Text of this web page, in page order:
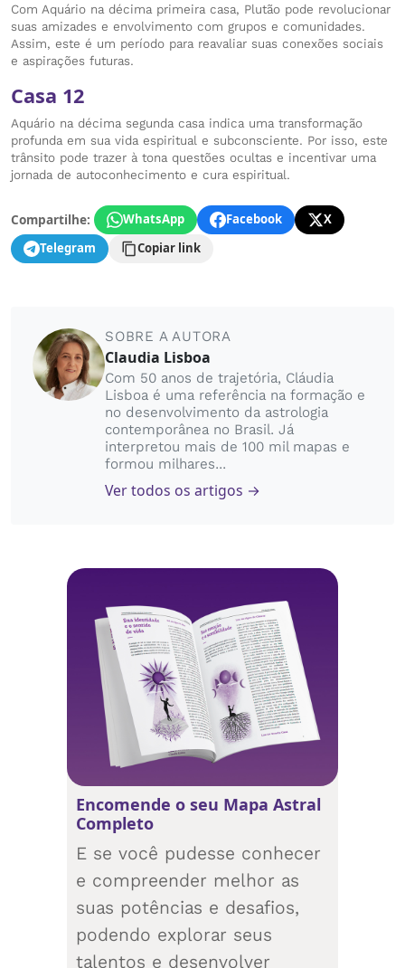
Com Aquário na décima primeira casa, Plutão pode revolucionar
suas amizades e envolvimento com grupos e comunidades.
Assim, este é um período para reavaliar suas conexões sociais
e aspirações futuras.
Casa 12
Aquário na décima segunda casa indica uma transformação
profunda em sua vida espiritual e subconsciente. Por isso, este
trânsito pode trazer à tona questões ocultas e incentivar uma
jornada de autoconhecimento e cura espiritual.
Compartilhe: WhatsApp Facebook
X
Telegram
Copiar link
SOBRE A AUTORA
Claudia Lisboa
Com 50 anos de trajetória, Cláudia
Lisboa é uma referência na formação e
no desenvolvimento da astrologia
contemporânea no Brasil. Já
interpretou mais de 100 mil mapas e
formou milhares...
Ver todos os artigos →
Encomende o seu Mapa Astral
Completo
E se você pudesse conhecer
e compreender melhor as
suas potências e desafios,
podendo explorar seus
talentos e desenvolver